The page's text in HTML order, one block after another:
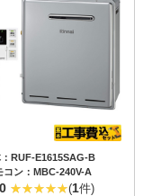
RUF-E1615SAG-B
コン：MBC-240V-A
(1件)